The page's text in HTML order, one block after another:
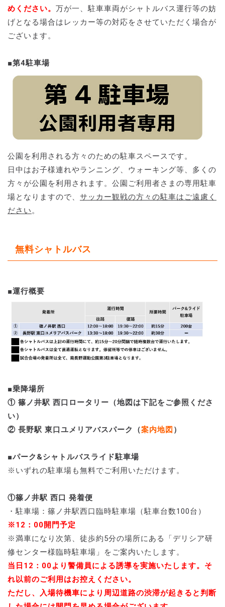
めください。 万が一、駐車車両がシャトルバス運行等の妨
げとなる場合はレッカー等の対応をさせていただく場合が
ございます。
■第4駐車場
公園を利用される方々のための駐車スペースです。
日中はお子様連れやランニング、ウォーキング等、多くの
方々が公園を利用されます。公園ご利用者さまの専用駐車
場となりますので、 サッカー観戦の方々の駐車はご遠慮く
ださい 。
無料シャトルバス
■運行概要
■乗降場所
① 篠ノ井駅 西口ロータリー（地図は下記をご参照くださ
い）
② 長野駅 東口ユメリアバスパーク（案内地図 ）
■パーク&シャトルバスライド駐車場
※いずれの駐車場も無料でご利用いただけます。
①篠ノ井駅 西口 発着便
・駐車場：篠ノ井駅西口臨時駐車場（駐車台数100台）
※12：00開門予定
※満車になり次第、徒歩約5分の場所にある「デリシア研
修センター様臨時駐車場」をご案内いたします。
当日12：00より警備員による誘導を実施いたします。そ
れ以前のご利用はお控えください。
ただし、入場待機車により周辺道路の渋滞が起きると判断